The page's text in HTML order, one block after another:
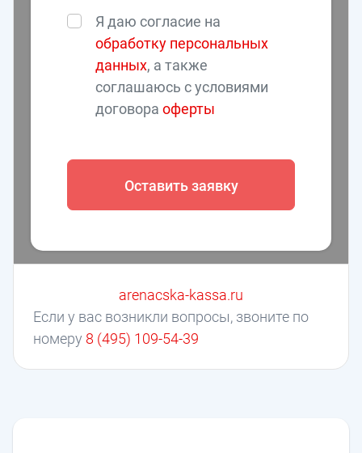
Я даю согласие на
обработку персональных
данных, а также
соглашаюсь с условиями
договораоферты
Оставить заявку
Если у вас возникли вопросы, звоните по
номеру 8 (495) 109-54-39
arenacska-kassa.ru